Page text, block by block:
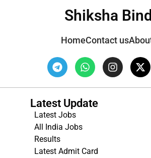
Shiksha
HomeContact us
Latest Update
Latest Jobs
All India Jobs
Results
Latest Admit Card